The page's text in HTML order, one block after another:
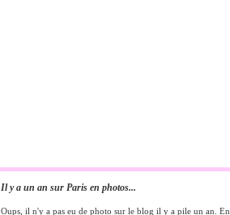
Il y a un an sur Paris en photos...
Oups, il n'y a pas eu de photo sur le blog il y a pile un an. En